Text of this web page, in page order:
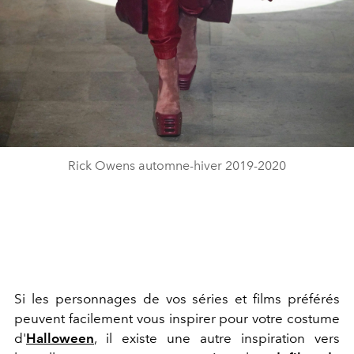
Rick Owens automne-hiver 2019-2020
Si les personnages de vos séries et films préférés
peuvent facilement vous inspirer pour votre costume
d'Halloween, il existe une autre inspiration vers